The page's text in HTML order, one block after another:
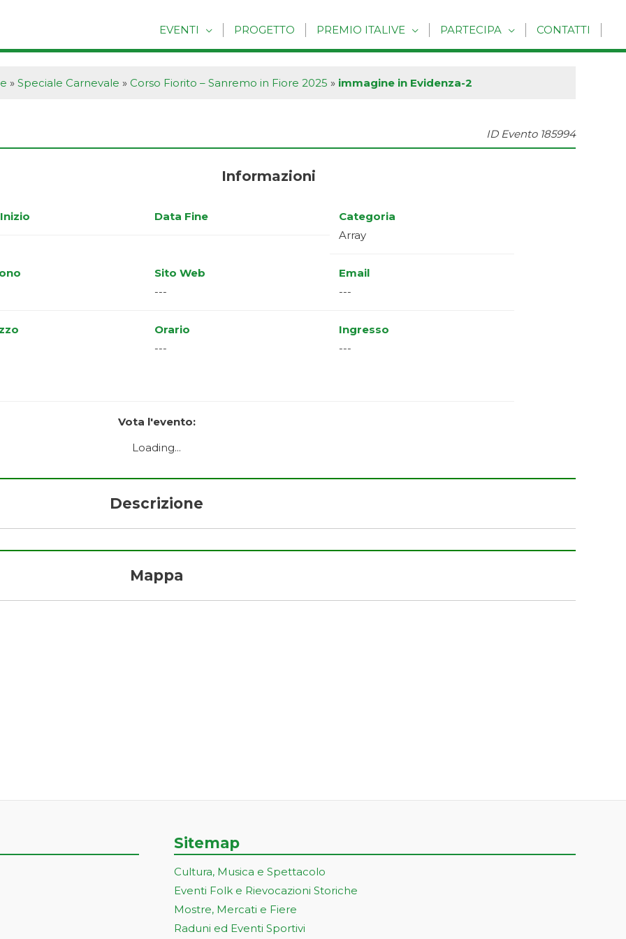
EVENTI PROGETTO PREMIO ITALIVE PARTECIPA CONTATTI
» Speciale Carnevale » Corso Fiorito – Sanremo in Fiore 2025 » immagine in Evidenza-2
ID Evento 185994
Informazioni
Data Fine
Categoria
Array
Sito Web
---
Email
---
Orario
---
Ingresso
---
Vota l'evento:
Loading...
Descrizione
Mappa
Sitemap
Cultura, Musica e Spettacolo
Eventi Folk e Rievocazioni Storiche
Mostre, Mercati e Fiere
Raduni ed Eventi Sportivi